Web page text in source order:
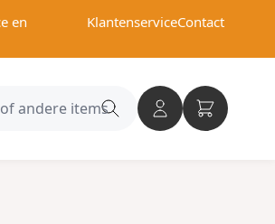
en
KlantenserviceContact
Search